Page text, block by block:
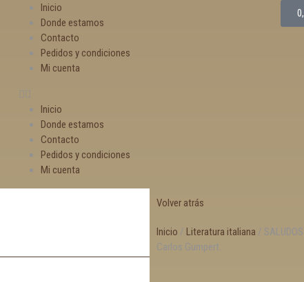
Inicio
Donde estamos
Contacto
Pedidos y condiciones
Mi cuenta
Inicio
Donde estamos
Contacto
Pedidos y condiciones
Mi cuenta
Volver atrás
Inicio / Literatura italiana /
Carlos Gumpert.